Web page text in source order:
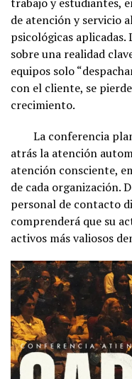
de atención y servicio
psicológicas
sobre una realidad
equipos solo
con el cliente, se
crecimiento.
La conferencia
atrás la atención
atención consciente,
de cada organización.
personal de contacto
comprenderá que su
activos más valiosos